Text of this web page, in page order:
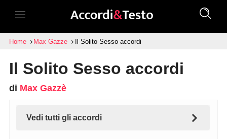
Home Max Gazze Il Solito Sesso accordi
Il Solito Sesso accordi
di Max Gazzè
Vedi tutti gli accordi